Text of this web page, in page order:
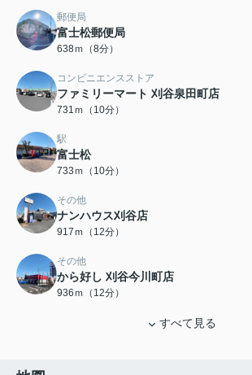
郵便局
富士松郵便局
638ｍ（8分）
コンビニエンスストア
ファミリーマート 刈谷泉田町店
731ｍ（10分）
駅
富士松
733ｍ（10分）
その他
ナンハウス刈谷店
917ｍ（12分）
その他
から好し 刈谷今川町店
936ｍ（12分）
すべて見る